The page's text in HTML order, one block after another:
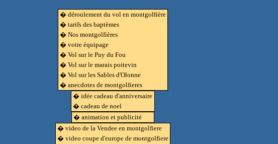
� déroulement du vol en montgolfière
� tarifs des baptèmes
� Nos montgolfières
� votre équipage
� Vol sur le Puy du Fou
� Vol sur le marais poitevin
� Vol sur les Sables d'Olonne
� anecdotes de montgolfieres
� idée cadeau d'anniversaire
� cadeau de noel
� animation et publicité
� video de la Vendee en montgolfiere
� video coupe d'europe de montgolfiere